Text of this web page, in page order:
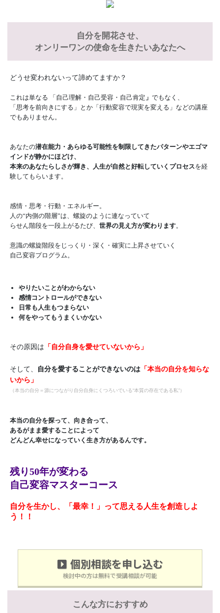
自分を開花させ、
オンリーワンの使命を生きたいあなたへ
どうせ変われないって諦めてますか？
これは単なる 「自己理解・自己受容・自己肯定 」 でもなく、
「思考を前向きにする」とか「行動変容で現実を変える」などの講座
でもありません。
あなたの潜在能力・あらゆる可能性を制限してきたパターンやエゴマ
インドが静かにほどけ、
本来のあなたらしさが輝き、人生が自然と好転していくプロセスを経
験してもらいます。
感情・思考・行動・エネルギー。
人の“内側の階層”は、螺旋のように連なっていて
らせん階段を一段上がるたび、 世界の見え方が変わります。
意識の螺旋階段をじっくり・深く・確実に上昇させていく
自己変容プログラム。
やりたいことがわからない
感情コントロールができない
日常も人生もつまらない
何をやってもうまくいかない
その原因は 「自分自身を愛せていないから」
そして、 自分を愛することができないのは 「本当の自分を知らな
いから」
（本当の自分＝源につながり自分自身にくつろいでいる“本質の存在である私”）
本当の自分を探って、向き合って、
あるがまま愛することによって
どんどん幸せになっていく生き方があるんです。
残り50年が変わる
自己変容マスターコース
自分を生かし、「最幸！」って思える人生を創造しよ
う！！
個別相談を申し込む
検討中の方は無料で受講相談が可能
こんな方におすすめ